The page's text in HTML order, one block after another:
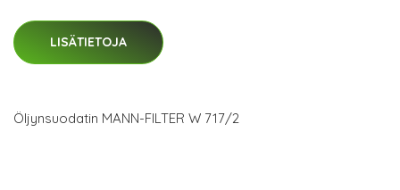
LISÄTIETOJA
Öljynsuodatin MANN-FILTER W 717/2